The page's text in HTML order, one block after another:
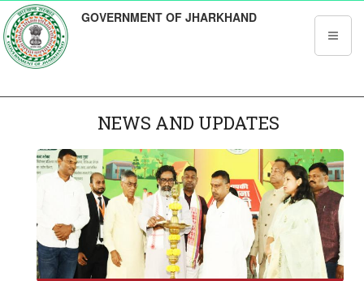
GOVERNMENT OF JHARKHAND
NEWS AND UPDATES